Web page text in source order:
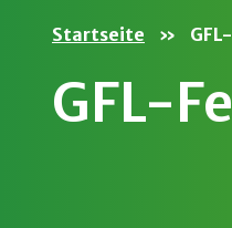
Startseite »
GFL-